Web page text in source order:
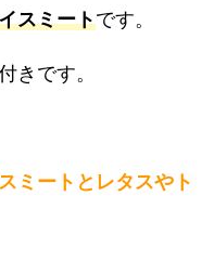
スミートです。
きです。
ミートとレタスやト